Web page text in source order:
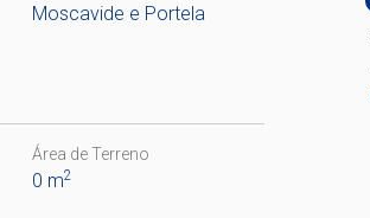
Moscavide e Portela
Área de Terreno
0 m2